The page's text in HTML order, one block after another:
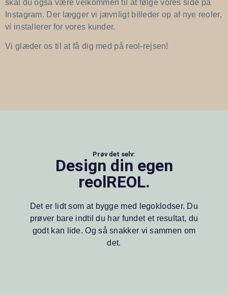
skal du også være velkommen til at følge vores side på
Instagram. Der lægger vi jævnligt billeder op af nye reoler,
vi installerer for vores kunder.
Vi glæder os til at få dig med på reol-rejsen!
Prøv det selv:
Design din egen
reolREOL.
Det er lidt som at bygge med legoklodser. Du
prøver bare indtil du har fundet et resultat, du
godt kan lide. Og så snakker vi sammen om
det.